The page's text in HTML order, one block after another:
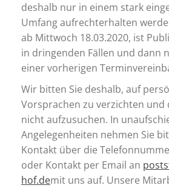
deshalb nur in einem stark
Umfang aufrechterhalten
ab Mittwoch 18.03.2020, ist
in dringenden Fällen und dann
einer vorherigen
Wir bitten Sie deshalb, auf
Vorsprachen zu verzichten und
nicht aufzusuchen. In
Angelegenheiten nehmen Sie
Kontakt über die
oder Kontakt per Email an
hof.demit uns auf. Unsere